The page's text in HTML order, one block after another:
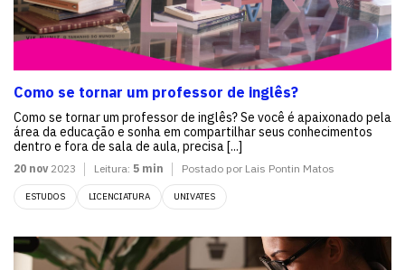
Como se tornar um professor de inglês?
Como se tornar um professor de inglês? Se você é apaixonado pela
área da educação e sonha em compartilhar seus conhecimentos
dentro e fora de sala de aula, precisa [...]
20 nov2023 Leitura: 5 min Postado por Lais Pontin Matos
ESTUDOS LICENCIATURA UNIVATES